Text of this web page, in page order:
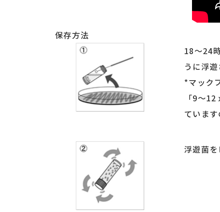
保存方法
18～24
うに浮
*マック
「9～
ていま
浮遊菌